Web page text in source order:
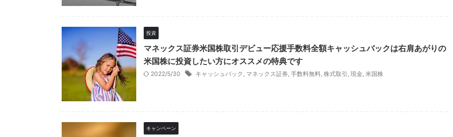
投資
マネックス証券米国株取引デビュー応援手数料全額キャッシュバックは右肩あがりの
米国株に投資したい方にオススメの特典です
2022/5/30 キャッシュバック , マネックス証券, 手数料無料, 株式取引 , 現金, 米国株
キャンペーン